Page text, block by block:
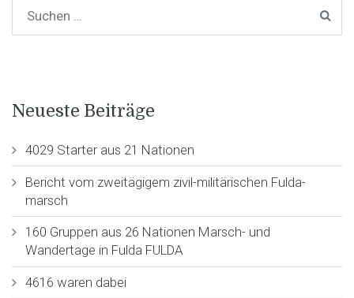
Neueste Beiträge
4029 Starter aus 21 Nationen
Bericht vom zweitägigem zivil-militärischen Fulda-
marsch
160 Gruppen aus 26 Nationen Marsch- und
Wandertage in Fulda FULDA
4616 waren dabei